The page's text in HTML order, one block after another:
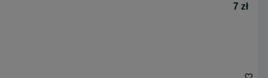
7 zł